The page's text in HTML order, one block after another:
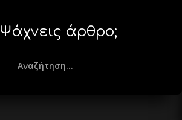
Ψάχνεις άρθρο;